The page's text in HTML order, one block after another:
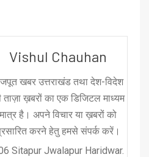
Vishul Chauhan
खबर उत्तराखंड तथा देश-विदेश
ताज़ा ख़बरों का एक डिजिटल माध्यम
मात्र है। अपने विचार या ख़बरों को
करने हेतु हमसे संपर्क करें।
Sitapur Jwalapur Haridwar.